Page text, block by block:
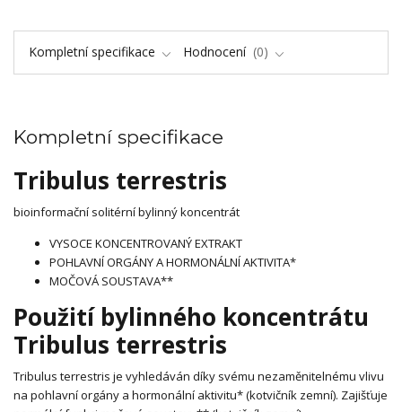
Kompletní specifikace Hodnocení 0
Kompletní specifikace
Tribulus terrestris
bioinformační solitérní bylinný koncentrát
VYSOCE KONCENTROVANÝ EXTRAKT
POHLAVNÍ ORGÁNY A HORMONÁLNÍ AKTIVITA*
MOČOVÁ SOUSTAVA**
Použití bylinného koncentrátu
Tribulus terrestris
Tribulus terrestris je vyhledáván díky svému nezaměnitelnému vlivu
na pohlavní orgány a hormonální aktivitu* (kotvičník zemní). Zajišťuje